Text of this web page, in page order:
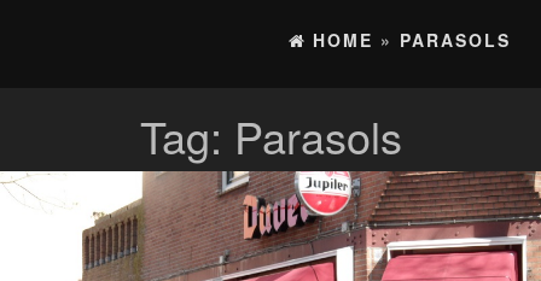
HOME » PARASOLS
Tag: Parasols